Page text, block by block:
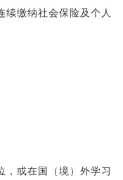
续缴纳社会保险及个人
，或在国（境）外学习